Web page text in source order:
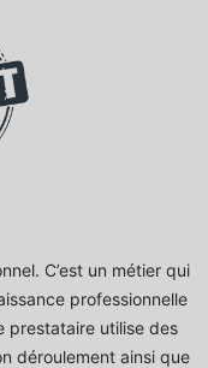
C’est un métier qui
professionnelle
prestataire utilise des
déroulement ainsi que